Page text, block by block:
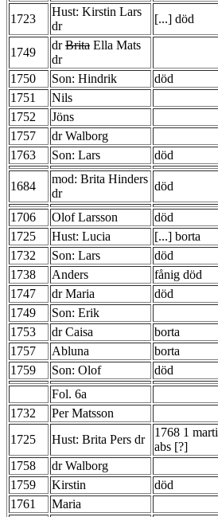
1723
Hust: Kirstin Lars
dr
[...] död
1749
drBrita Ella Mats
dr
1750
Son: Hindrik
död
1751
Nils
1752
Jöns
1757
dr Walborg
1763
Son: Lars död
1684
mod: Brita Hinders
dr
död
1706 Olof Larsson död
1725
Hust: Lucia
[...] borta
1732
Son: Lars
död
1738
Anders
fånig död
1747
dr Maria
död
1749
Son: Erik
1753
dr Caisa
borta
1757
Abluna
borta
1759
Son: Olof
död
Fol. 6a
1732
Per Matsson
1725
Hust: Brita Pers dr
1768 1 marti
abs [?]
1758
dr Walborg
1759
Kirstin
död
1761
Maria